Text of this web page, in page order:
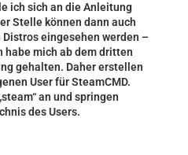
ich sich an die Anleitung
Stelle können dann auch
eingesehen werden –
habe mich ab dem dritten
gehalten. Daher erstellen
User für SteamCMD.
an und springen
des Users.